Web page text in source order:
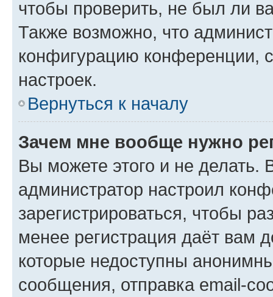
чтобы проверить, не был ли
Также возможно, что
конфигурацию конференции,
настроек.
Вернуться к началу
Зачем мне вообще нужно
Вы можете этого и не делать.
администратор настроил
зарегистрироваться, чтобы
менее регистрация даёт вам
которые недоступны
сообщения, отправка email-